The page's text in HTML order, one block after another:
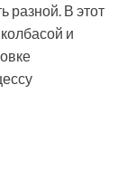
разной. В этот
и